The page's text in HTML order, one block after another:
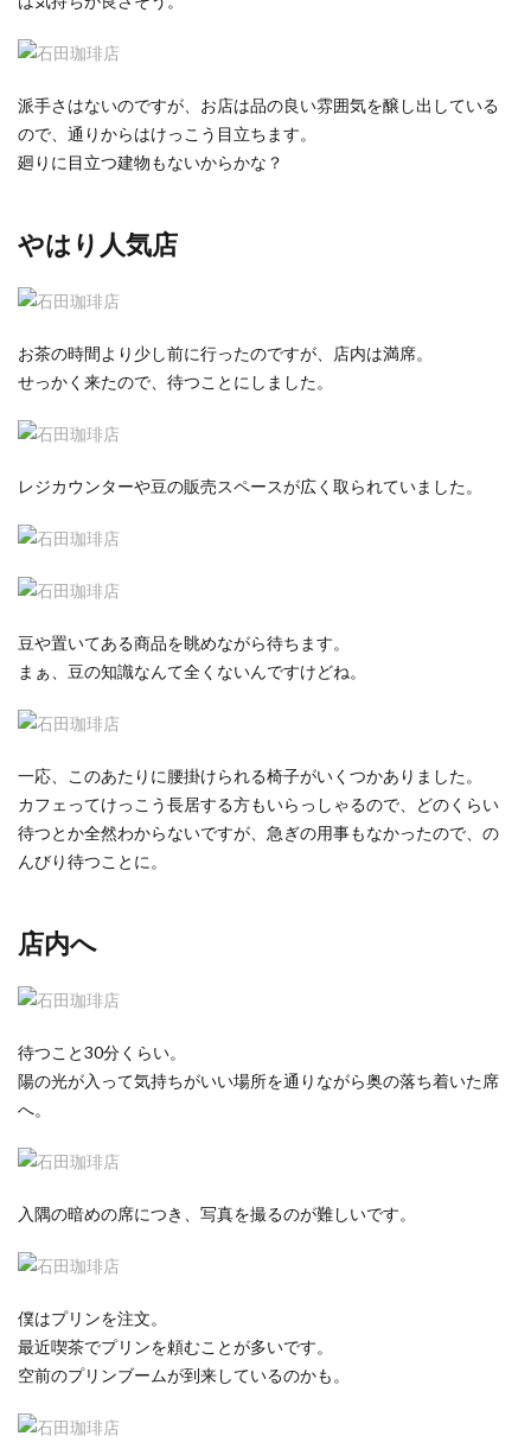
派手さはないのですが、お店は品の良い雰囲気を醸し出している
ので、通りからはけっこう目立ちます。
廻りに目立つ建物もないからかな？
やはり人気店
お茶の時間より少し前に行ったのですが、店内は満席。
せっかく来たので、待つことにしました。
レジカウンターや豆の販売スペースが広く取られていました。
豆や置いてある商品を眺めながら待ちます。
まぁ、豆の知識なんて全くないんですけどね。
一応、このあたりに腰掛けられる椅子がいくつかありました。
カフェってけっこう長居する方もいらっしゃるので、どのくらい
待つとか全然わからないですが、急ぎの用事もなかったので、の
んびり待つことに。
店内へ
待つこと30分くらい。
陽の光が入って気持ちがいい場所を通りながら奥の落ち着いた席
へ。
入隅の暗めの席につき、写真を撮るのが難しいです。
僕はプリンを注文。
最近喫茶でプリンを頼むことが多いです。
空前のプリンブームが到来しているのかも。